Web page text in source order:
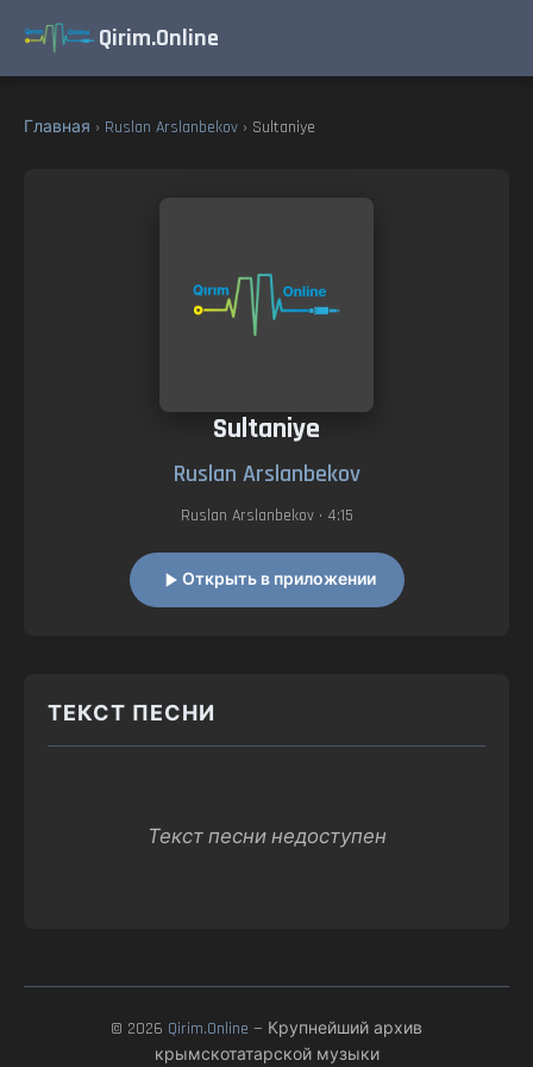
Qirim.Online
Главная › Ruslan Arslanbekov › Sultaniye
Sultaniye
Ruslan Arslanbekov
Ruslan Arslanbekov• 4:15
Открыть в приложении
ТЕКСТ ПЕСНИ
Текст песни недоступен
© 2026 Qirim.Online — Крупнейший архив
крымскотатарской музыки